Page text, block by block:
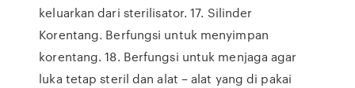
keluarkan dari sterilisator. 17. Silinder
Korentang. Berfungsi untuk menyimpan
korentang. 18. Berfungsi untuk menjaga agar
luka tetap steril dan alat – alat yang di pakai